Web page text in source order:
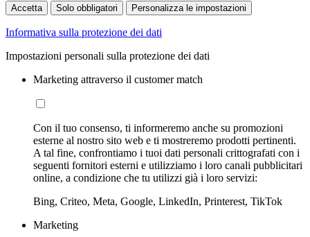
Accetta Solo obbligatori Personalizza le impostazioni
Informativa sulla protezione dei dati
Impostazioni personali sulla protezione dei dati
Marketing attraverso il customer match
Con il tuo consenso, ti informeremo anche su promozioni
esterne al nostro sito web e ti mostreremo prodotti pertinenti.
A tal fine, confrontiamo i tuoi dati personali crittografati con i
seguenti fornitori esterni e utilizziamo i loro canali pubblicitari
online, a condizione che tu utilizzi già i loro servizi:
Bing, Criteo, Meta, Google, LinkedIn, Printerest, TikTok
Marketing